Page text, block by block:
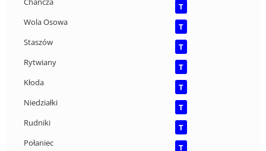
T
Wola Osowa
T
Staszów
T
Rytwiany
T
Kłoda
T
Niedziałki
T
Rudniki
T
Połaniec
T